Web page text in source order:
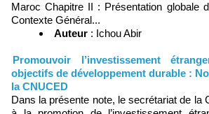
Maroc Chapitre II : Présentation globale
Contexte Général...
Auteur : Ichou Abir
Promouvoir l’investissement
objectifs de développement durable :
la CNUCED
Dans la présente note, le secrétariat de la